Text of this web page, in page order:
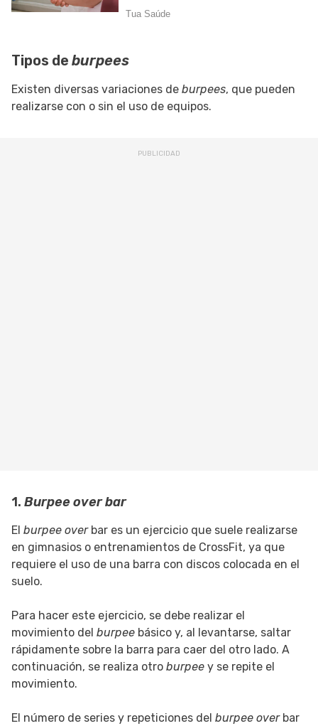
Tipos de burpees
Existen diversas variaciones de burpees, que pueden
realizarse con o sin el uso de equipos.
1. Burpee over bar
El burpee overbar es un ejercicio que suele realizarse
en gimnasios o entrenamientos de CrossFit, ya que
requiere el uso de una barra con discos colocada en el
suelo.
Para hacer este ejercicio, se debe realizar el
movimiento del burpee básico y, al levantarse, saltar
rápidamente sobre la barra para caer del otro lado. A
continuación, se realiza otro burpee y se repite el
movimiento.
El número de series y repeticiones del burpee overbar